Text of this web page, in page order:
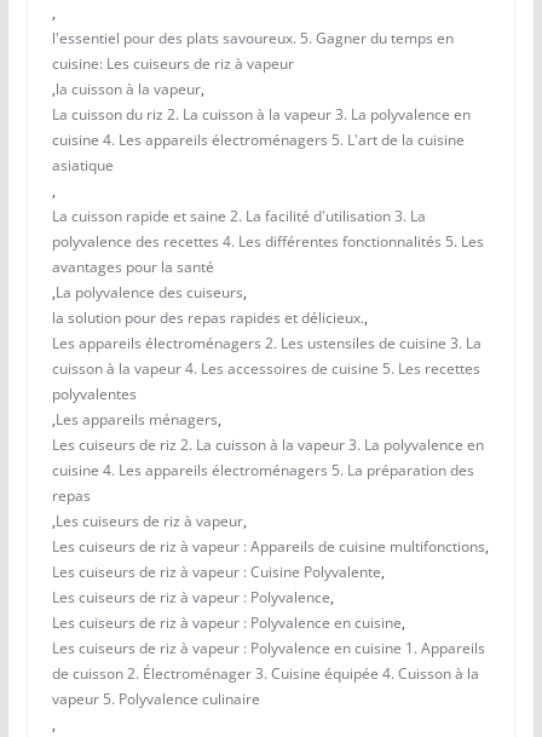
,
l'essentiel pour des plats savoureux. 5. Gagner du temps en
cuisine: Les cuiseurs de riz à vapeur
,la cuisson à la vapeur,
La cuisson du riz 2. La cuisson à la vapeur 3. La polyvalence en
cuisine 4. Les appareils électroménagers 5. L'art de la cuisine
asiatique
,
La cuisson rapide et saine 2. La facilité d'utilisation 3. La
polyvalence des recettes 4. Les différentes fonctionnalités 5. Les
avantages pour la santé
,La polyvalence des cuiseurs,
la solution pour des repas rapides et délicieux.,
Les appareils électroménagers 2. Les ustensiles de cuisine 3. La
cuisson à la vapeur 4. Les accessoires de cuisine 5. Les recettes
polyvalentes
,Les appareils ménagers,
Les cuiseurs de riz 2. La cuisson à la vapeur 3. La polyvalence en
cuisine 4. Les appareils électroménagers 5. La préparation des
repas
,Les cuiseurs de riz à vapeur,
Les cuiseurs de riz à vapeur : Appareils de cuisine multifonctions,
Les cuiseurs de riz à vapeur : Cuisine Polyvalente,
Les cuiseurs de riz à vapeur : Polyvalence,
Les cuiseurs de riz à vapeur : Polyvalence en cuisine,
Les cuiseurs de riz à vapeur : Polyvalence en cuisine 1. Appareils
de cuisson 2. Électroménager 3. Cuisine équipée 4. Cuisson à la
vapeur 5. Polyvalence culinaire
,